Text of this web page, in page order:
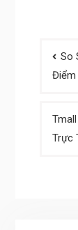
PostSo
Điểm
Trực